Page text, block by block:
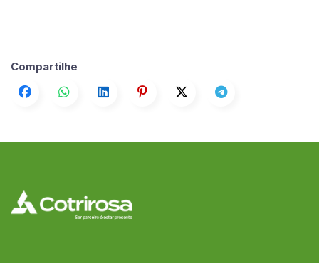
Compartilhe